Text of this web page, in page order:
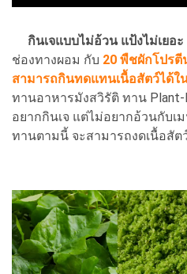
กินเจแบบไม่อ้วน แป้งไม่เยอ
ช่องทางผอม กับ 20 พืชผักโปร
สามารถกินทดแทนเนื้อสัตว์ได้ใ
ทานอาหารมังสวิรัติ ทาน
อยากกินเจ แต่ไม่อยากอ้วนกับเ
ทานตามนี้ จะสามารถงดเนื้อสั